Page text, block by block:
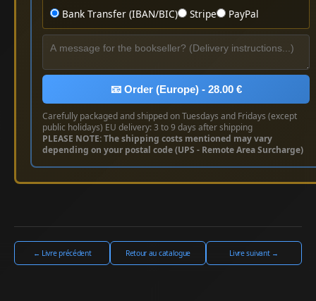
Bank Transfer (IBAN/BIC)
Stripe PayPal
📧 Order (Europe) - 28.00 €
Carefully packaged and shipped on Tuesdays and Fridays (except
public holidays) EU delivery: 3 to 9 days after shipping
PLEASE NOTE: The shipping costs mentioned may vary
depending on your postal code (UPS - Remote Area Surcharge)
← Livre précédent Retour au catalogue Livre suivant →